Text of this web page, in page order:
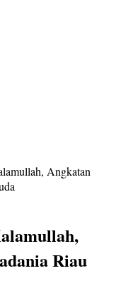
Angkatan
Riau